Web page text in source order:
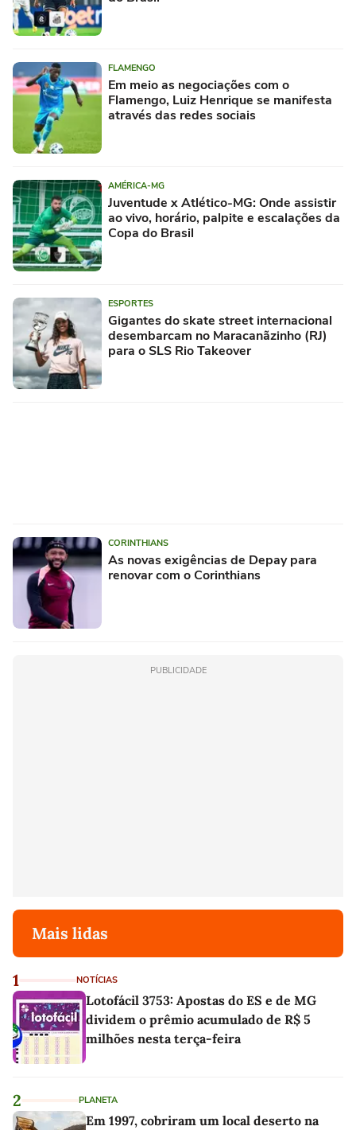
FLAMENGO
Em meio as negociações com o
Flamengo, Luiz Henrique se manifesta
através das redes sociais
AMÉRICA-MG
Juventude x Atlético-MG: Onde assistir
ao vivo, horário, palpite e escalações da
Copa do Brasil
ESPORTES
Gigantes do skate street internacional
desembarcam no Maracanãzinho (RJ)
para o SLS Rio Takeover
CORINTHIANS
As novas exigências de Depay para
renovar com o Corinthians
PUBLICIDADE
Mais lidas
1 NOTÍCIAS
Lotofácil 3753: Apostas do ES e de MG
dividem o prêmio acumulado de R$ 5
milhões nesta terça-feira
2 PLANETA
Em 1997, cobriram um local deserto na